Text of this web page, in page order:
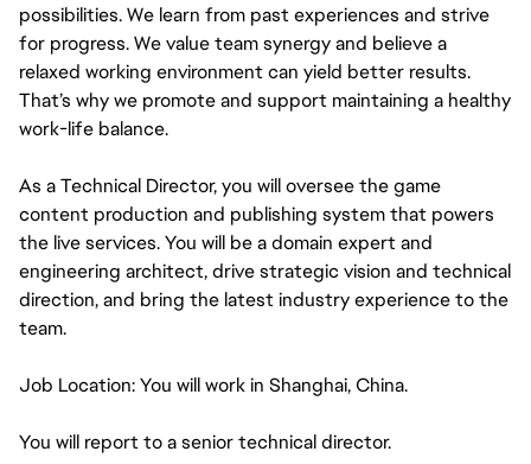
possibilities. We learn from past experiences and strive
for progress. We value team synergy and believe a
relaxed working environment can yield better results.
That’s why we promote and support maintaining a healthy
work-life balance.
As a Technical Director, you will oversee the game
content production and publishing system that powers
the live services. You will be a domain expert and
engineering architect, drive strategic vision and technical
direction, and bring the latest industry experience to the
team.
Job Location: You will work in Shanghai, China.
You will report to a senior technical director.